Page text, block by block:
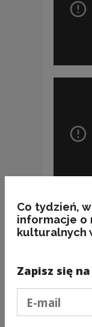
Co tydzień,
informacje o
kulturalnych
Zapisz się